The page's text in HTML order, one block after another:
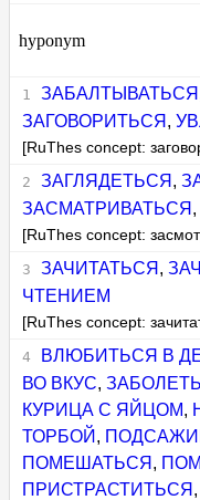
hyponym
ЗАБАЛТЫВАТЬСЯ
ЗАГОВОРИТЬСЯ ,
[RuThes concept:
ЗАГЛЯДЕТЬСЯ ,
ЗАСМАТРИВАТЬСЯ
[RuThes concept:
ЗАЧИТАТЬСЯ ,
ЧТЕНИЕМ
[RuThes concept:
ВЛЮБИТЬСЯ В
ВО ВКУС,ЗАБОЛЕТЬ
КУРИЦА С ЯЙЦОМ,
ТОРБОЙ ,
ПОМЕШАТЬСЯ ,
ПРИСТРАСТИТЬСЯ ,